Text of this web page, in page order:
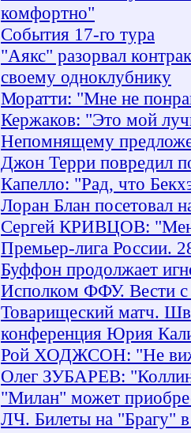
комфортно"
События 17-го тура
"Аякс" разорвал
своему одноклубнику
Моратти: "Мне не
Кержаков: "Это мой
Непомнящему
Джон Терри повредил
Капелло: "Рад, что
Лоран Блан посетовал
Сергей КРИВЦОВ:
Премьер-лига России.
Буффон продолжает
Исполком ФФУ. Вести с
Товарищеский матч.
конференция Юрия
Рой ХОДЖСОН: "Не
Олег ЗУБАРЕВ:
"Милан" может
ЛЧ. Билеты на "Брагу"